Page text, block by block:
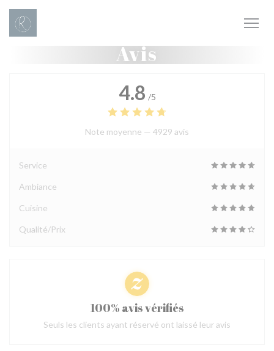
Personnalisation de vos choix en matière de cookies
Avis
4.8 /5
Note moyenne — 4929 avis
Service
Ambiance
Cuisine
Qualité/Prix
100% avis vérifiés
Seuls les clients ayant réservé ont laissé leur avis